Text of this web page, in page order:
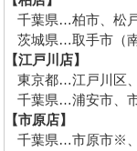
千葉県…柏市、松
茨城県…取手市（
【江戸川店】
東京都…江戸川区
千葉県…浦安市、市
【市原店】
千葉県…市原市※